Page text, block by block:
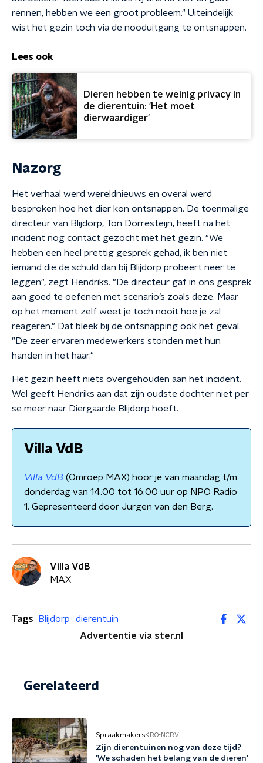
rennen, hebben we een groot probleem." Uiteindelijk
wist het gezin toch via de nooduitgang te ontsnappen.
Lees ook
Dieren hebben te weinig privacy in
de dierentuin: 'Het moet
dierwaardiger'
Nazorg
Het verhaal werd wereldnieuws en overal werd
besproken hoe het dier kon ontsnappen. De toenmalige
directeur van Blijdorp, Ton Dorresteijn, heeft na het
incident nog contact gezocht met het gezin. "We
hebben een heel prettig gesprek gehad, ik ben niet
iemand die de schuld dan bij Blijdorp probeert neer te
leggen", zegt Hendriks. "De directeur gaf in ons gesprek
aan goed te oefenen met scenario’s zoals deze. Maar
op het moment zelf weet je toch nooit hoe je zal
reageren." Dat bleek bij de ontsnapping ook het geval.
"De zeer ervaren medewerkers stonden met hun
handen in het haar."
Het gezin heeft niets overgehouden aan het incident.
Wel geeft Hendriks aan dat zijn oudste dochter niet per
se meer naar Diergaarde Blijdorp hoeft.
Villa VdB
Villa VdB (Omroep MAX) hoor je van maandag t/m
donderdag van 14.00 tot 16:00 uur op NPO Radio
1. Gepresenteerd door Jurgen van den Berg.
Villa VdB
MAX
Tags Blijdorp
dierentuin
Advertentie via ster.nl
Gerelateerd
SpraakmakersKRO-NCRV
Zijn dierentuinen nog van deze tijd?
'We schaden het belang van de dieren'